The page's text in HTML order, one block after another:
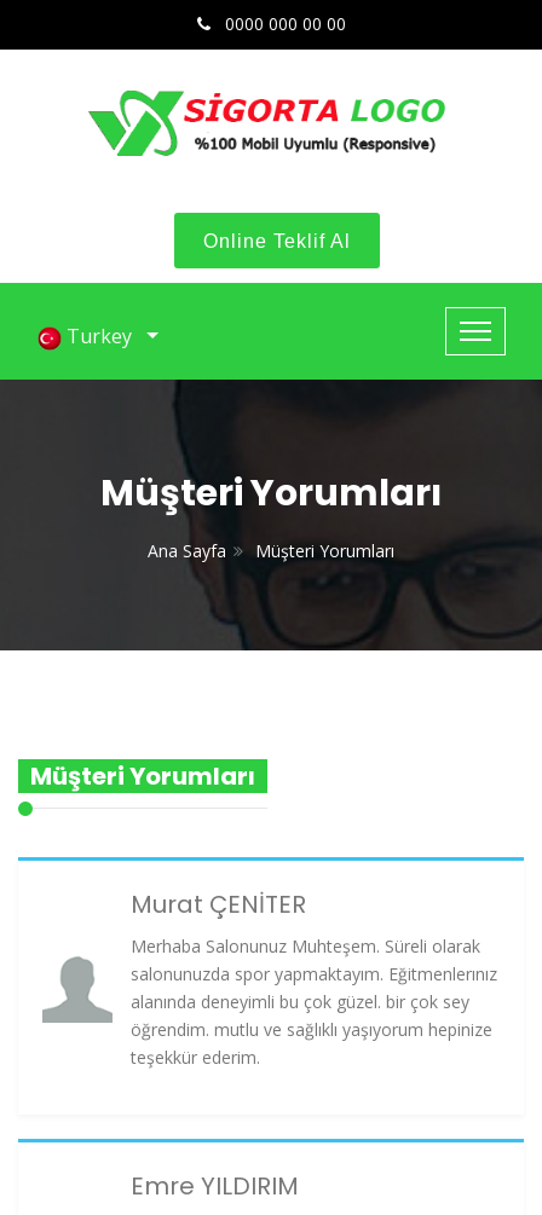
0000 000 00 00
Online Teklif Al
Turkey
Müşteri Yorumları
Ana Sayfa Müşteri Yorumları
Müşteri Yorumları
Murat ÇENİTER
Merhaba Salonunuz Muhteşem. Süreli olarak
salonunuzda spor yapmaktayım. Eğitmenlerınız
alanında deneyimli bu çok güzel. bir çok sey
öğrendim. mutlu ve sağlıklı yaşıyorum hepinize
teşekkür ederim.
Emre YILDIRIM